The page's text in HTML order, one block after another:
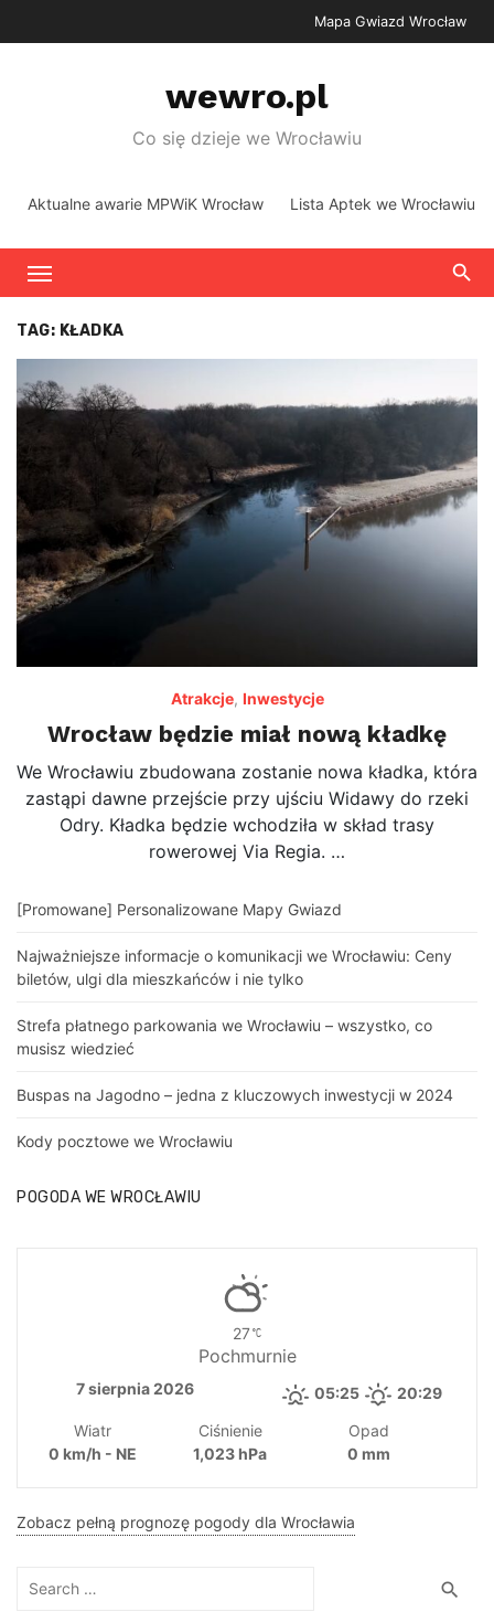
to
Mapa Gwiazd Wrocław
wewro.pl
Co się dzieje we Wrocławiu
Aktualne awarie MPWiK Wrocław Lista Aptek we Wrocławiu
TAG: KŁADKA
Atrakcje, Inwestycje
Wrocław będzie miał nową kładkę
We Wrocławiu zbudowana zostanie nowa kładka, która
zastąpi dawne przejście przy ujściu Widawy do rzeki
Odry. Kładka będzie wchodziła w skład trasy
rowerowej Via Regia. …
[Promowane] Personalizowane Mapy Gwiazd
Najważniejsze informacje o komunikacji we Wrocławiu: Ceny
biletów, ulgi dla mieszkańców i nie tylko
Strefa płatnego parkowania we Wrocławiu – wszystko, co
musisz wiedzieć
Buspas na Jagodno – jedna z kluczowych inwestycji w 2024
Kody pocztowe we Wrocławiu
POGODA WE WROCŁAWIU
27
Pochmurnie
7 sierpnia 2026 05:25 20:29
Wiatr
0 km/h - NE
Ciśnienie
1,023 hPa
Opad
0 mm
Zobacz pełną prognozę pogody dla Wrocławia
Search
search